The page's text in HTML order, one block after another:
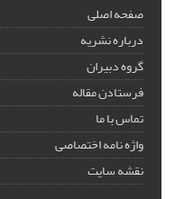
صفحه اصلی
درباره نشریه
گروه دبیران
فرستادن مقاله
تماس با ما
واژه نامه اختصاصی
نقشه سایت